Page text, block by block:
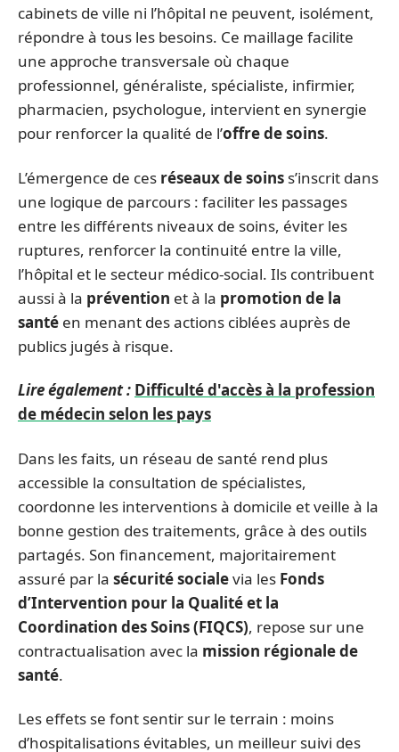
cabinets de ville ni l’hôpital ne peuvent, isolément,
répondre à tous les besoins. Ce maillage facilite
une approche transversale où chaque
professionnel, généraliste, spécialiste, infirmier,
pharmacien, psychologue, intervient en synergie
pour renforcer la qualité de l’offre de soins.
L’émergence de ces réseaux de soins s’inscrit dans
une logique de parcours : faciliter les passages
entre les différents niveaux de soins, éviter les
ruptures, renforcer la continuité entre la ville,
l’hôpital et le secteur médico-social. Ils contribuent
aussi à la prévention et à la promotion de la
santé en menant des actions ciblées auprès de
publics jugés à risque.
Lire également : Difficulté d'accès à la profession
de médecin selon les pays
Dans les faits, un réseau de santé rend plus
accessible la consultation de spécialistes,
coordonne les interventions à domicile et veille à la
bonne gestion des traitements, grâce à des outils
partagés. Son financement, majoritairement
assuré par la sécurité socialevia les Fonds
d’Intervention pour la Qualité et la
Coordination des Soins (FIQCS), repose sur une
contractualisation avec la mission régionale de
santé.
Les effets se font sentir sur le terrain : moins
d’hospitalisations évitables, un meilleur suivi des